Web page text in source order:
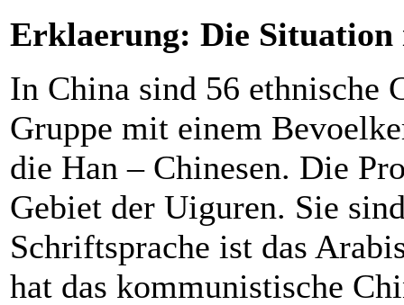
Erklaerung: Die
In China sind 56 ethnische
Gruppe mit einem
die Han – Chinesen. Die
Gebiet der Uiguren. Sie
Schriftsprache ist das
hat das kommunistische